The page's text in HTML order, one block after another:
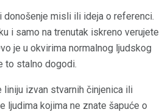
misli ili ideja o referenci.
i samo na trenutak iskreno verujete
je u okvirima normalnog ljudskog
to stalno dogodi.
izvan stvarnih činjenica ili
ljudima kojima ne znate šapuće o